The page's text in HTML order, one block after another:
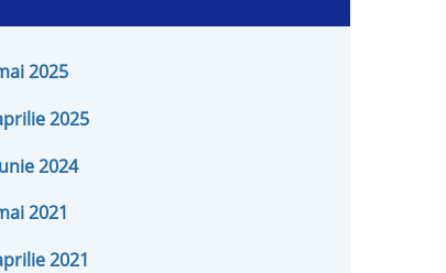
2025
2025
2024
2021
2021